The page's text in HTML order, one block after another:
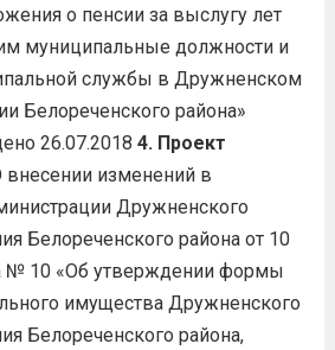
о пенсии за выслугу лет
муниципальные должности и
службы в Дружненском
Белореченского района»
26.07.2018 4. Проект
изменений в
Дружненского
Белореченского района от 10
№ 10 «Об утверждении формы
имущества Дружненского
Белореченского района,